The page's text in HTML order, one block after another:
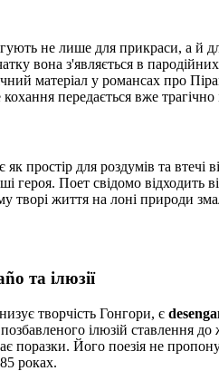
не лише для прикраси, а й
вона з'являється в
матеріал у романсах про
передається вже
простір для роздумів та втечі
Поет свідомо відходить
життя на лоні природи
та ілюзії
творчість Гонгори, є
ілюзій ставлення
поразки. Його поезія не
роках.